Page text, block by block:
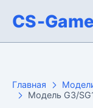
CS-
Главная
Модель G3/